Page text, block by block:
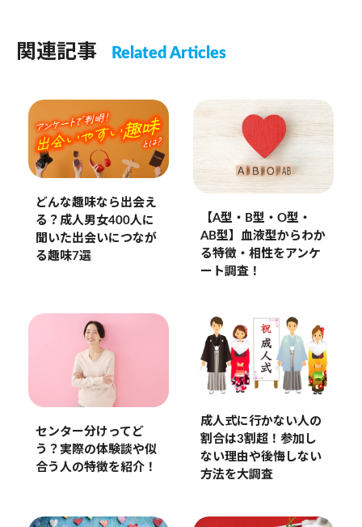
関連記事 Related Articles
どんな趣味なら出会え
る？成人男女400人に
聞いた出会いにつなが
る趣味7選
【A型・B型・O型・
AB型】血液型からわか
る特徴・相性をアンケ
ート調査！
センター分けってど
う？実際の体験談や似
合う人の特徴を紹介！
成人式に行かない人の
割合は3割超！参加し
ない理由や後悔しない
方法を大調査